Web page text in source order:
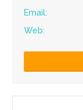
Email:
Web: